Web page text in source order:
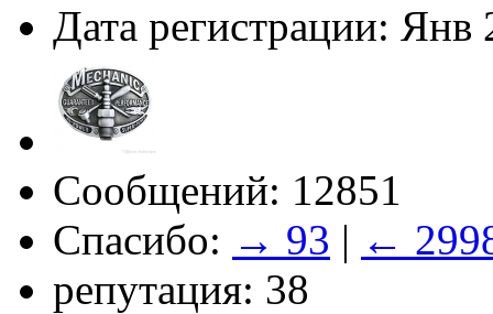
Дата регистрации: Янв
Сообщений: 12851
Спасибо: → 93 | ←
репутация: 38